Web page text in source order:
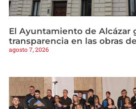
El Ayuntamiento de Alcázar
transparencia en las obras
agosto 7, 2026